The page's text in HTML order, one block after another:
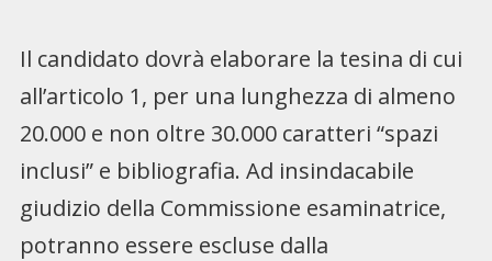
Il candidato dovrà elaborare la tesina di cui
all’articolo 1, per una lunghezza di almeno
20.000 e non oltre 30.000 caratteri “spazi
inclusi” e bibliografia. Ad insindacabile
giudizio della Commissione esaminatrice,
potranno essere escluse dalla